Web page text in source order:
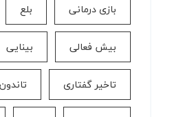
بازی درمانی بلع
بیش فعالی بینایی
تاخیر گفتاری